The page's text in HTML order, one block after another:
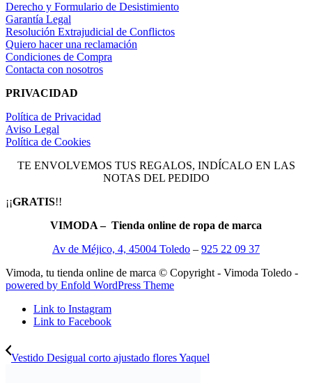
Derecho y Formulario de Desistimiento
Garantía Legal
Resolución Extrajudicial de Conflictos
Quiero hacer una reclamación
Condiciones de Compra
Contacta con nosotros
PRIVACIDAD
Política de Privacidad
Aviso Legal
Política de Cookies
TE ENVOLVEMOS TUS REGALOS, INDÍCALO EN LAS
NOTAS DEL PEDIDO
¡¡GRATIS!!
VIMODA – Tienda online de ropa de marca
Av de Méjico, 4, 45004 Toledo – 925 22 09 37
Vimoda, tu tienda online de marca © Copyright - Vimoda Toledo -
powered by Enfold WordPress Theme
Link to Instagram
Link to Facebook
Vestido Desigual corto ajustado flores Yaquel